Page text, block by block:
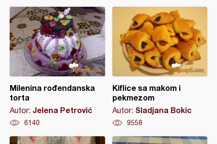
Milenina rođendanska
torta
Autor: Jelena Petrović
6140
Kiflice sa makom i
pekmezom
Autor: Sladjana Bokic
9558